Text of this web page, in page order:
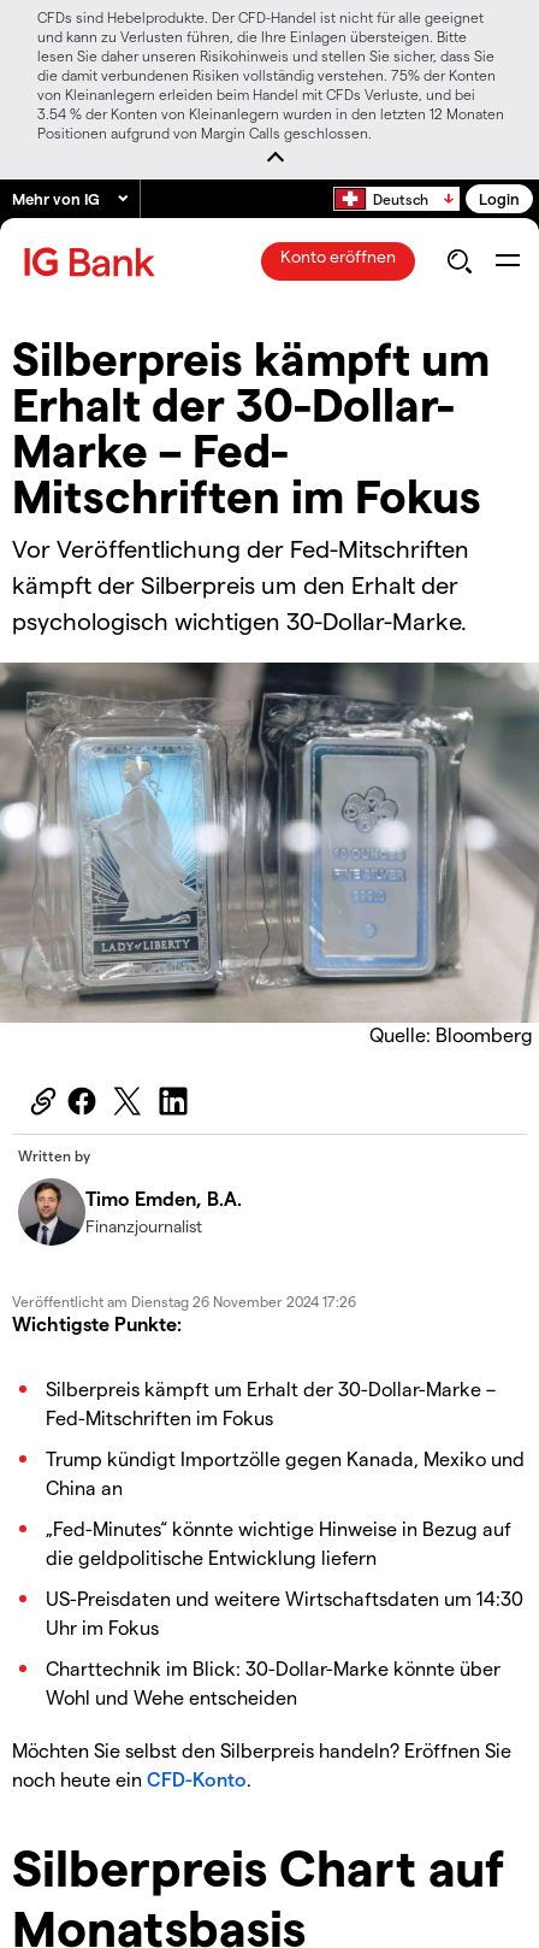
CFDs sind Hebelprodukte. Der CFD-Handel ist nicht für alle geeignet
und kann zu Verlusten führen, die Ihre Einlagen übersteigen. Bitte
lesen Sie daher unseren Risikohinweis und stellen Sie sicher, dass Sie
die damit verbundenen Risiken vollständig verstehen. 75% der Konten
von Kleinanlegern erleiden beim Handel mit CFDs Verluste, und bei
3.54 % der Konten von Kleinanlegern wurden in den letzten 12 Monaten
Positionen aufgrund von Margin Calls geschlossen.
Mehr von IG Deutsch Login
Konto eröffnen
Silberpreis kämpft um
Erhalt der 30-Dollar-
Marke – Fed-
Mitschriften im Fokus
Vor Veröffentlichung der Fed-Mitschriften
kämpft der Silberpreis um den Erhalt der
psychologisch wichtigen 30-Dollar-Marke.
Quelle: Bloomberg
Written by
Timo Emden, B.A.
Finanzjournalist
Veröffentlicht am Dienstag 26 November 2024 17:26
Wichtigste Punkte:
Silberpreis kämpft um Erhalt der 30-Dollar-Marke –
Fed-Mitschriften im Fokus
Trump kündigt Importzölle gegen Kanada, Mexiko und
China an
„Fed-Minutes“ könnte wichtige Hinweise in Bezug auf
die geldpolitische Entwicklung liefern
US-Preisdaten und weitere Wirtschaftsdaten um 14:30
Uhr im Fokus
Charttechnik im Blick: 30-Dollar-Marke könnte über
Wohl und Wehe entscheiden
Möchten Sie selbst den Silberpreis handeln? Eröffnen Sie
noch heute ein CFD-Konto.
Silberpreis Chart auf
Monatsbasis